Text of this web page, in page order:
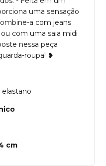
uma sensação
a com jeans
com uma saia midi
nessa peça
roupa! ❥
elastano
cm